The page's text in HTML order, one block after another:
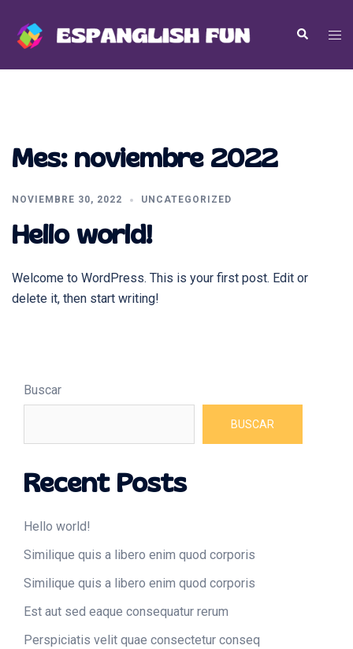
contenido
Buscar
Mes: noviembre 2022
NOVIEMBRE 30, 2022 UNCATEGORIZED
Hello world!
Welcome to WordPress. This is your first post. Edit or
delete it, then start writing!
Buscar
BUSCAR
Recent Posts
Hello world!
Similique quis a libero enim quod corporis
Similique quis a libero enim quod corporis
Est aut sed eaque consequatur rerum
Perspiciatis velit quae consectetur conseq